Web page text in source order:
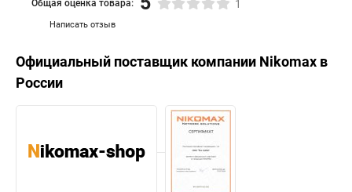
Написать отзыв
Общая оценка товара: 1
Официальный поставщик компании Nikomax в
России